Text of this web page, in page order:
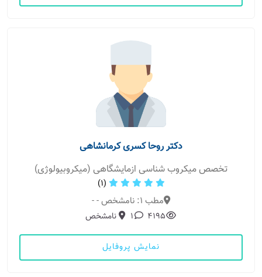
دکتر روحا کسری کرمانشاهی
تخصص میکروب شناسی ازمایشگاهی (میکروبیولوژی)
(1)
مطب 1: نامشخص - -
4195
1 نامشخص
نمایش پروفایل